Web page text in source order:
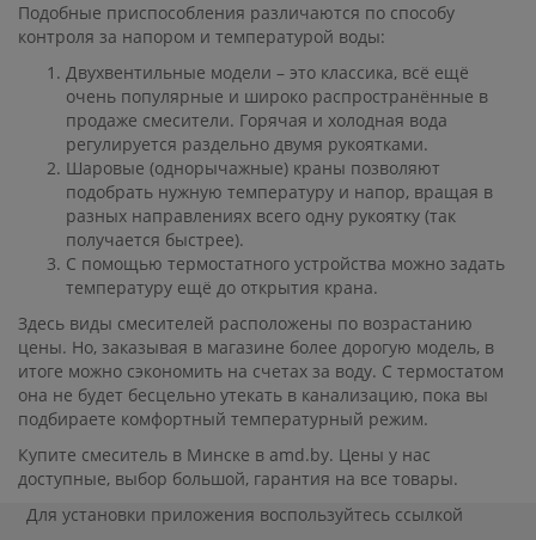
Подобные приспособления различаются по способу
контроля за напором и температурой воды:
Двухвентильные модели – это классика, всё ещё
очень популярные и широко распространённые в
продаже смесители. Горячая и холодная вода
регулируется раздельно двумя рукоятками.
Шаровые (однорычажные) краны позволяют
подобрать нужную температуру и напор, вращая в
разных направлениях всего одну рукоятку (так
получается быстрее).
С помощью термостатного устройства можно задать
температуру ещё до открытия крана.
Здесь виды смесителей расположены по возрастанию
цены. Но, заказывая в магазине более дорогую модель, в
итоге можно сэкономить на счетах за воду. С термостатом
она не будет бесцельно утекать в канализацию, пока вы
подбираете комфортный температурный режим.
Купите смеситель в Минске в amd.by. Цены у нас
доступные, выбор большой, гарантия на все товары.
Для установки приложения воспользуйтесь ссылкой